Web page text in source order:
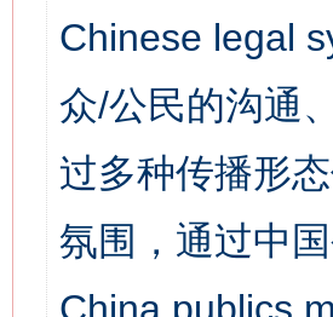
Chinese legal
众/公民的沟通
过多种传播形
氛围，通过中